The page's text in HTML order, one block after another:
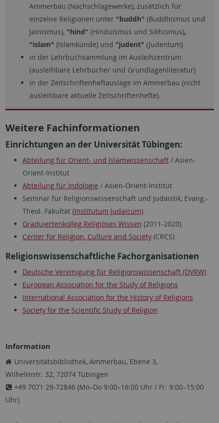
Ammerbau (Nachschlagewerke), zusätzlich für
einzelne Religionen unter "buddh" (Buddhismus und
Jainismus), "hind" (Hinduismus und Sikhismus),
"islam" (Islamkunde) und "judent" (Judentum)
in der Lehrbuchsammlung im Ausleihzentrum
(ausleihbare Lehrbücher und Grundlagenliteratur)
in der Zeitschriftenheftauslage im Ammerbau (nicht
ausleihbare aktuelle Zeitschriftenhefte)
Weitere Fachinformationen
Einrichtungen an der Universität Tübingen:
Abteilung für Orient- und Islamwissenschaft/ Asien-
Orient-Institut
Abteilung für Indologie / Asien-Orient-Institut
Seminar für Religionswissenschaft und Judaistik, Evang.-
Theol. Fakultät (Institutum Judaicum)
Graduiertenkolleg Religiöses Wissen (2011-2020)
Center for Religion, Culture and Society(CRCS)
Religionswissenschaftliche Fachorganisationen
Deutsche Vereinigung für Religionswissenschaft (DVRW)
European Association for the Study of Religions
International Association for the History of Religions
Society for the Scientific Study of Religion
Information
Universitätsbibliothek, Ammerbau, Ebene 3,
Wilhelmstr. 32, 72074 Tübingen
+49 7071 29-72846 (Mo–Do 9:00–16:00 Uhr / Fr: 9:00–15:00
Uhr)